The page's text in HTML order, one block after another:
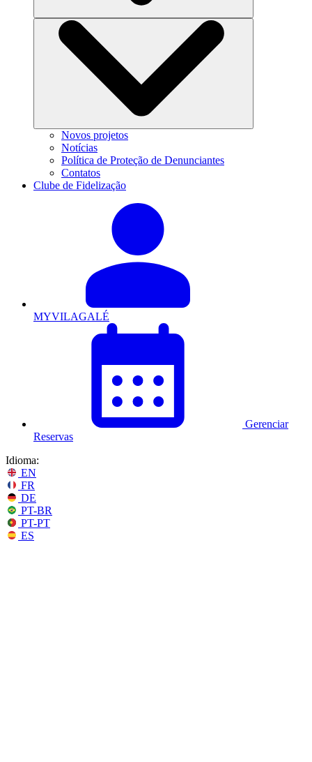
Novos projetos
Notícias
Política de Proteção de Denunciantes
Contatos
Clube de Fidelização
MYVILAGALÉ
Gerenciar
Reservas
Idioma:
EN
FR
DE
PT-BR
PT-PT
ES